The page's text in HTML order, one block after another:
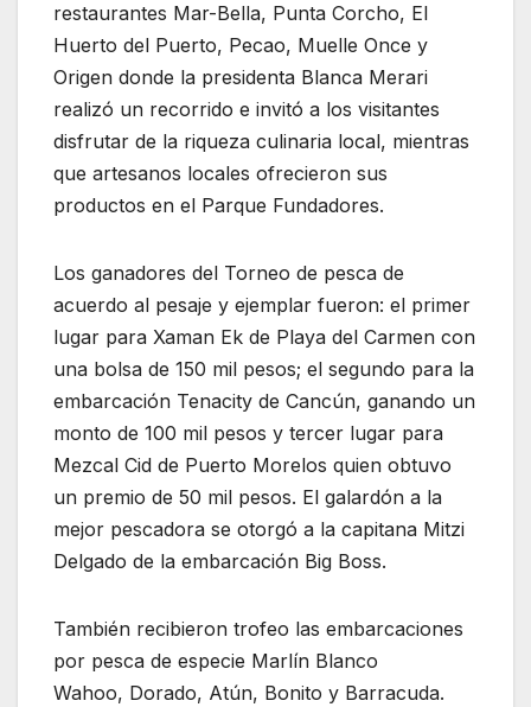
restaurantes Mar-Bella, Punta Corcho, El
Huerto del Puerto, Pecao, Muelle Once y
Origen donde la presidenta Blanca Merari
realizó un recorrido e invitó a los visitantes
disfrutar de la riqueza culinaria local, mientras
que artesanos locales ofrecieron sus
productos en el Parque Fundadores.
Los ganadores del Torneo de pesca de
acuerdo al pesaje y ejemplar fueron: el primer
lugar para Xaman Ek de Playa del Carmen con
una bolsa de 150 mil pesos; el segundo para la
embarcación Tenacity de Cancún, ganando un
monto de 100 mil pesos y tercer lugar para
Mezcal Cid de Puerto Morelos quien obtuvo
un premio de 50 mil pesos. El galardón a la
mejor pescadora se otorgó a la capitana Mitzi
Delgado de la embarcación Big Boss.
También recibieron trofeo las embarcaciones
por pesca de especie Marlín Blanco
Wahoo, Dorado, Atún, Bonito y Barracuda.